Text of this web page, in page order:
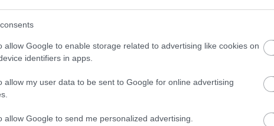
allow Google to enable storage related to advertising like cookies on
identifiers in apps.
allow my user data to be sent to Google for online advertising
allow Google to send me personalized advertising.
az alkotás folyamatát. Barnák László színész-
a nyáron a Városháza udvarán bemutatott,
kőszínházi produkció, este pedig azt is láthatják a
vendégjátékára Mozart Varázsfuvolájával.
című egyfelvonásosát játsszák a Nagyszínház